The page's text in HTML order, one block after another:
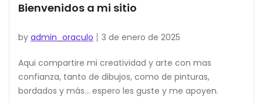
Bienvenidos a mi sitio
by admin_oraculo 3 de enero de 2025
Aqui compartire mi creatividad y arte con mas
confianza, tanto de dibujos, como de pinturas,
bordados y más… espero les guste y me apoyen.